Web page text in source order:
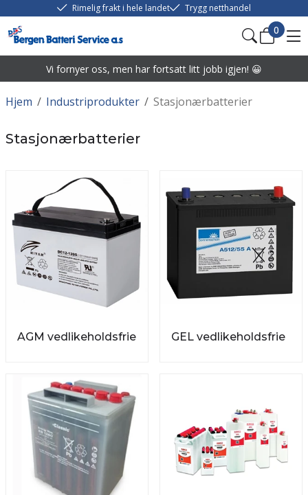
Rimelig frakt i hele landet Trygg netthandel
0
Vi fornyer oss, men har fortsatt litt jobb igjen! 😀
/
Hjem /
Industriprodukter Stasjonærbatterier
Stasjonærbatterier
AGM vedlikeholdsfrie GEL vedlikeholdsfrie